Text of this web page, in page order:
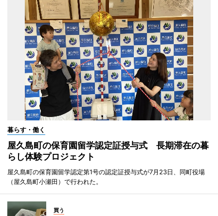
暮らす・働く
屋久島町の保育園留学認定証授与式 長期滞在の暮
らし体験プロジェクト
屋久島町の保育園留学認定第1号の認定証授与式が7月23日、同町役場
（屋久島町小瀬田）で行われた。
買う